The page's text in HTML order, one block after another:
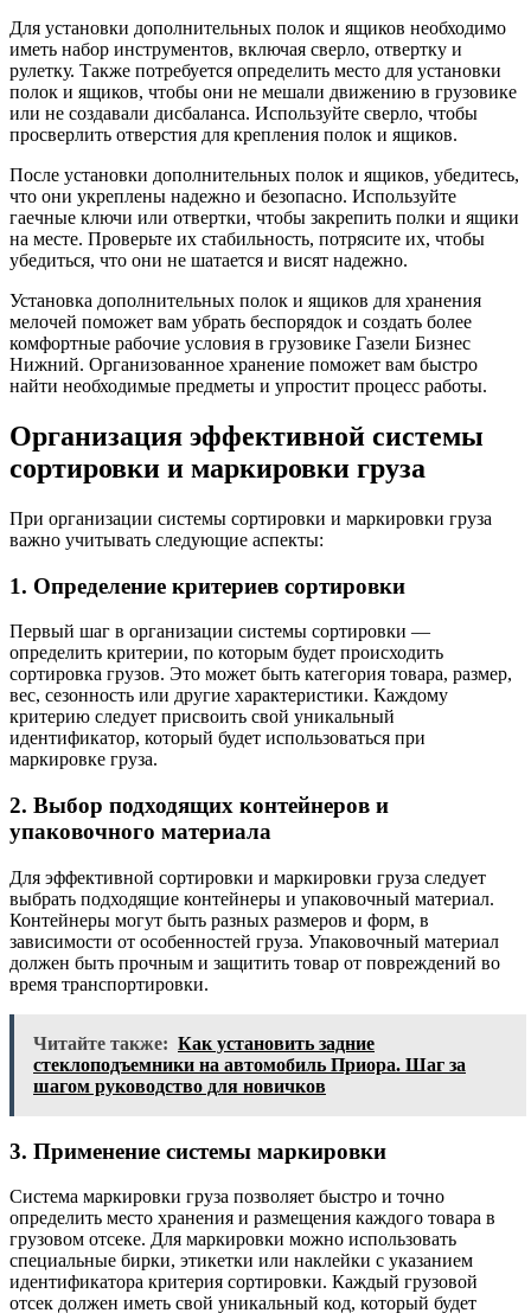
Для установки дополнительных полок и ящиков необходимо
иметь набор инструментов, включая сверло, отвертку и
рулетку. Также потребуется определить место для установки
полок и ящиков, чтобы они не мешали движению в грузовике
или не создавали дисбаланса. Используйте сверло, чтобы
просверлить отверстия для крепления полок и ящиков.
После установки дополнительных полок и ящиков, убедитесь,
что они укреплены надежно и безопасно. Используйте
гаечные ключи или отвертки, чтобы закрепить полки и ящики
на месте. Проверьте их стабильность, потрясите их, чтобы
убедиться, что они не шатается и висят надежно.
Установка дополнительных полок и ящиков для хранения
мелочей поможет вам убрать беспорядок и создать более
комфортные рабочие условия в грузовике Газели Бизнес
Нижний. Организованное хранение поможет вам быстро
найти необходимые предметы и упростит процесс работы.
Организация эффективной системы
сортировки и маркировки груза
При организации системы сортировки и маркировки груза
важно учитывать следующие аспекты:
1. Определение критериев сортировки
Первый шаг в организации системы сортировки —
определить критерии, по которым будет происходить
сортировка грузов. Это может быть категория товара, размер,
вес, сезонность или другие характеристики. Каждому
критерию следует присвоить свой уникальный
идентификатор, который будет использоваться при
маркировке груза.
2. Выбор подходящих контейнеров и
упаковочного материала
Для эффективной сортировки и маркировки груза следует
выбрать подходящие контейнеры и упаковочный материал.
Контейнеры могут быть разных размеров и форм, в
зависимости от особенностей груза. Упаковочный материал
должен быть прочным и защитить товар от повреждений во
время транспортировки.
Читайте также: Как установить задние
стеклоподъемники на автомобиль Приора. Шаг за
шагом руководство для новичков
3. Применение системы маркировки
Система маркировки груза позволяет быстро и точно
определить место хранения и размещения каждого товара в
грузовом отсеке. Для маркировки можно использовать
специальные бирки, этикетки или наклейки с указанием
идентификатора критерия сортировки. Каждый грузовой
отсек должен иметь свой уникальный код, который будет